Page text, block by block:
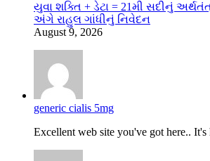
યુવા શક્તિ + ડેટા = 21મી સદીનું
અંગે રાહુલ ગાંધીનું નિવેદન
August 9, 2026
generic cialis 5mg
Excellent web site you've got here..